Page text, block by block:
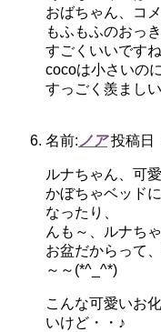
おばちゃん、コ
もふもふのおっ
すごくいいですね
cocoは小さいの
すっごく羨まし
名前: ノア 投稿日
ルナちゃん、可
かぼちゃベッド
なったり、
んも～、ルナち
お盆だからって
～～(*^_^*)
こんな可愛いお
いけど・・♪